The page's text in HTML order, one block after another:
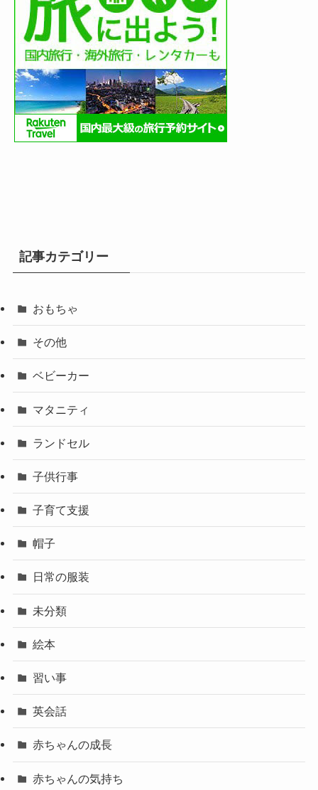
記事カテゴリー
おもちゃ
その他
ベビーカー
マタニティ
ランドセル
子供行事
子育て支援
帽子
日常の服装
未分類
絵本
習い事
英会話
赤ちゃんの成長
赤ちゃんの気持ち